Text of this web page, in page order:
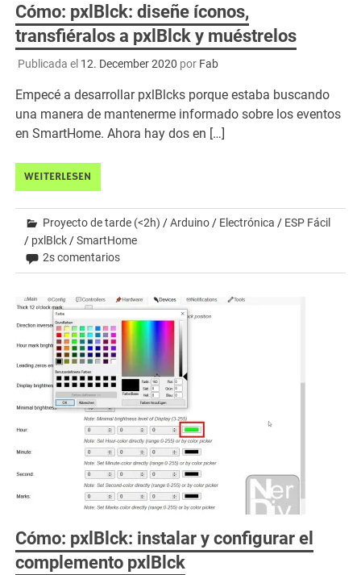
Cómo: pxlBlck: diseñe íconos,
transfiéralos a pxlBlck y muéstrelos
Publicada el 12. December 2020 por Fab
Empecé a desarrollar pxlBlcks porque estaba buscando
una manera de mantenerme informado sobre los eventos
en SmartHome. Ahora hay dos en […]
WEITERLESEN
Proyecto de tarde (<2h) /Arduino/ Electrónica / ESP Fácil
/ pxlBlck/SmartHome
2s comentarios
Cómo: pxlBlck: instalar y configurar el
complemento pxlBlck